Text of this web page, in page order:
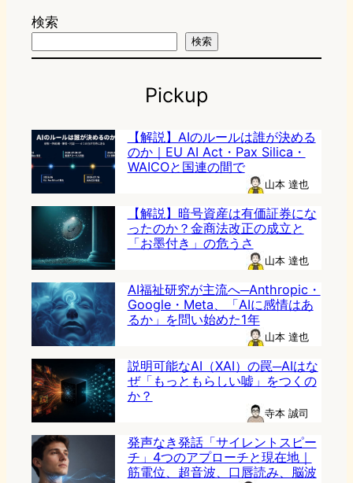
検索
検索
Pickup
【解説】AIのルールは誰が決める
のか｜EU AI Act・Pax Silica・
WAICOと国連の間で
山本 達也
【解説】暗号資産は有価証券にな
ったのか？金商法改正の成立と
「お墨付き」の危うさ
山本 達也
AI福祉研究が主流へ─Anthropic・
Google・Meta、「AIに感情はあ
るか」を問い始めた1年
山本 達也
説明可能なAI（XAI）の罠─AIはな
ぜ「もっともらしい嘘」をつくの
か？
寺本 誠司
発声なき発話「サイレントスピー
チ」4つのアプローチと現在地｜
筋電位、超音波、口唇読み、脳波